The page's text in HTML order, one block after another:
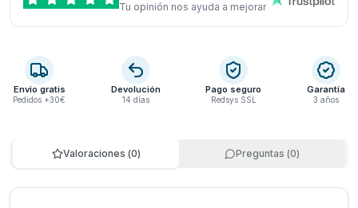
Tu opinión nos ayuda a mejorar
Envío gratis
Pedidos +30€
Devolución
14 días
Pago seguro
Redsys SSL
Garantía
3 años
Valoraciones (0) Preguntas (0)